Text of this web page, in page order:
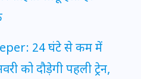
24 घंटे से कम में
को दौड़ेगी पहली ट्रेन,